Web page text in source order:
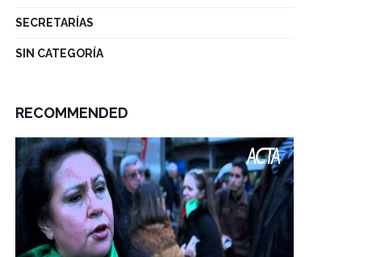
SECRETARÍAS
SIN CATEGORÍA
RECOMMENDED